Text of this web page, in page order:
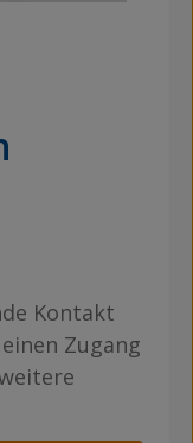
Kontakt
Zugang